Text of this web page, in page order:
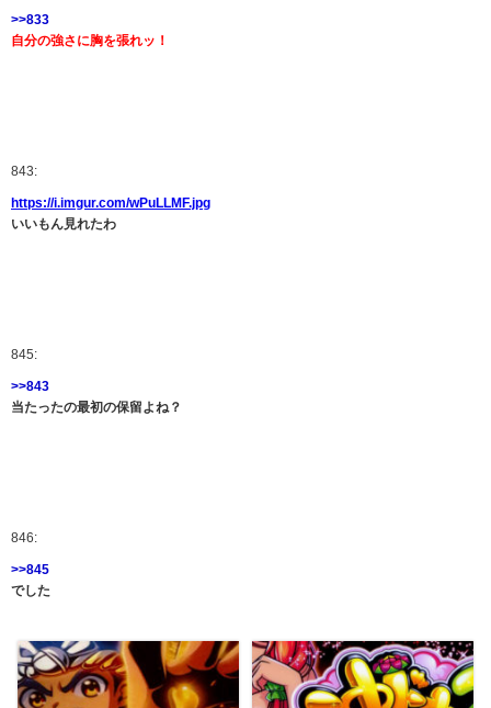
>>833
自分の強さに胸を張れッ！
843:
https://i.imgur.com/wPuLLMF.jpg
いいもん見れたわ
845:
>>843
当たったの最初の保留よね？
846:
>>845
でした